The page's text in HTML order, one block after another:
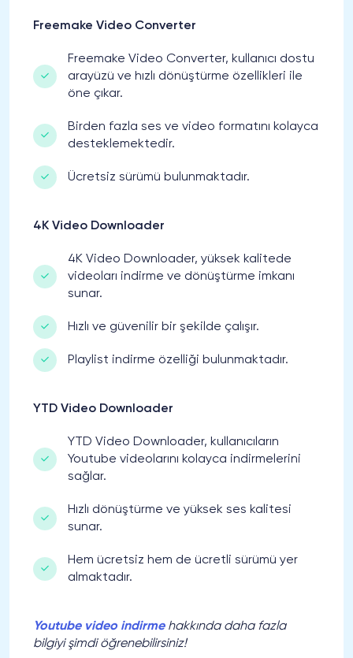
Freemake Video Converter
Freemake Video Converter, kullanıcı dostu
arayüzü ve hızlı dönüştürme özellikleri ile
öne çıkar.
Birden fazla ses ve video formatını kolayca
desteklemektedir.
Ücretsiz sürümü bulunmaktadır.
4K Video Downloader
4K Video Downloader, yüksek kalitede
videoları indirme ve dönüştürme imkanı
sunar.
Hızlı ve güvenilir bir şekilde çalışır.
Playlist indirme özelliği bulunmaktadır.
YTD Video Downloader
YTD Video Downloader, kullanıcıların
Youtube videolarını kolayca indirmelerini
sağlar.
Hızlı dönüştürme ve yüksek ses kalitesi
sunar.
Hem ücretsiz hem de ücretli sürümü yer
almaktadır.
Youtube video indirmehakkında daha fazla
bilgiyi şimdi öğrenebilirsiniz!